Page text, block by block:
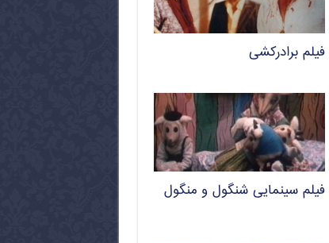
فیلم برادرکشی
فیلم سینمایی شنگول و منگول